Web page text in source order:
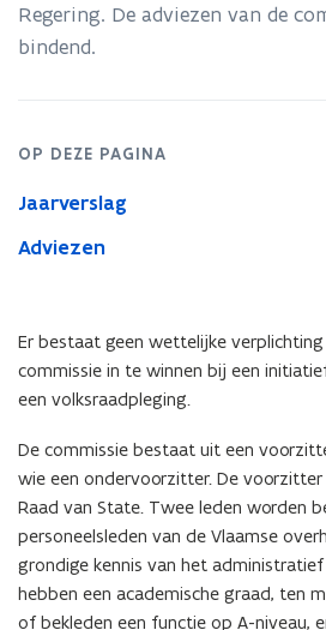
Regering. De adviezen van de
bindend.
OP DEZE PAGINA
Jaarverslag
Adviezen
Er bestaat geen wettelijke
commissie in te winnen bij een
een volksraadpleging.
De commissie bestaat uit een
wie een ondervoorzitter. De
Raad van State. Twee leden worden
personeelsleden van de Vlaamse
grondige kennis van het
hebben een academische graad, ten
of bekleden een functie op A-niveau,